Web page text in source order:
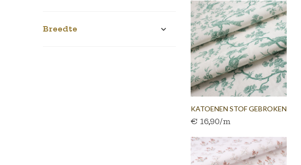
Breedte 
KATOENEN STOF GEBROKEN
WIT...
€ 16,90/m